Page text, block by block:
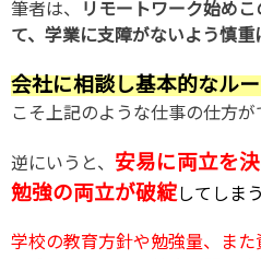
筆者は、
リモートワーク始め
て、学業に支障がないよう慎重
会社に相談し基本的なルー
こそ上記のような仕事の仕方が
逆にいうと、 安易に両立を
勉強の両立が破綻してしまう
学校の教育方針や勉強量、ま